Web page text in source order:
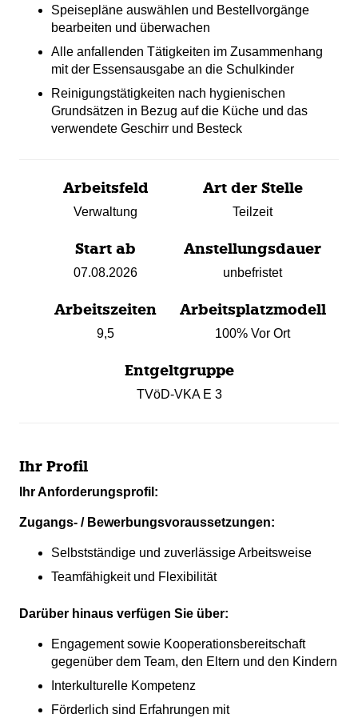
Speisepläne auswählen und Bestellvorgänge
bearbeiten und überwachen
Alle anfallenden Tätigkeiten im Zusammenhang
mit der Essensausgabe an die Schulkinder
Reinigungstätigkeiten nach hygienischen
Grundsätzen in Bezug auf die Küche und das
verwendete Geschirr und Besteck
Arbeitsfeld
Verwaltung
Art der Stelle
Teilzeit
Start ab
07.08.2026
Anstellungsdauer
unbefristet
Arbeitszeiten
9,5
Arbeitsplatzmodell
100% Vor Ort
Entgeltgruppe
TVöD-VKA E 3
Ihr Profil
Ihr Anforderungsprofil:
Zugangs- / Bewerbungsvoraussetzungen:
Selbstständige und zuverlässige Arbeitsweise
Teamfähigkeit und Flexibilität
Darüber hinaus verfügen Sie über:
Engagement sowie Kooperationsbereitschaft
gegenüber dem Team, den Eltern und den Kindern
Interkulturelle Kompetenz
Förderlich sind Erfahrungen mit